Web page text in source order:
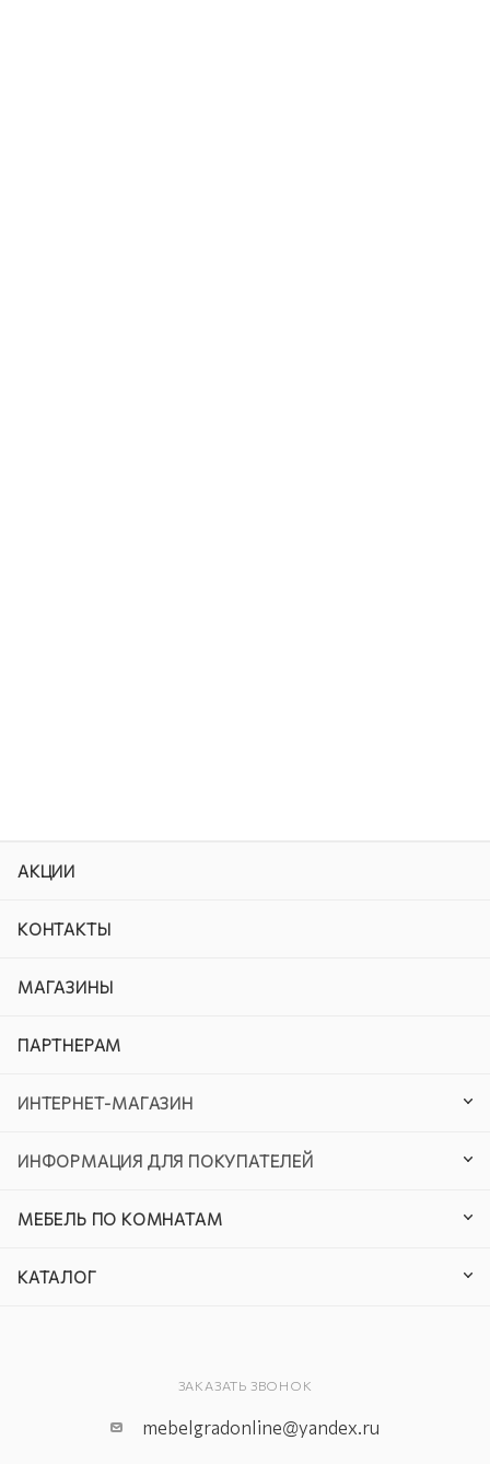
АКЦИИ
КОНТАКТЫ
МАГАЗИНЫ
ПАРТНЕРАМ
ИНТЕРНЕТ-МАГАЗИН
ИНФОРМАЦИЯ ДЛЯ ПОКУПАТЕЛЕЙ
МЕБЕЛЬ ПО КОМНАТАМ
КАТАЛОГ
ЗАКАЗАТЬ ЗВОНОК
mebelgradonline@yandex.ru